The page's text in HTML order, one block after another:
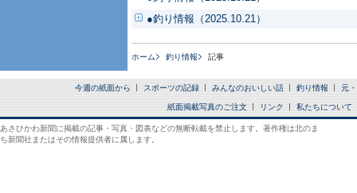
●釣り情報（2025.10.21）
ホーム 釣り情報 記事
今週の紙面から スポーツの記録 みんなのおいしい話 釣り情報 元
紙面掲載写真のご注文 リンク 私たちについて
あさひかわ新聞に掲載の記事・写真・図表などの無断転載を禁止します。著作権は北のま
ち新聞社またはその情報提供者に属します。